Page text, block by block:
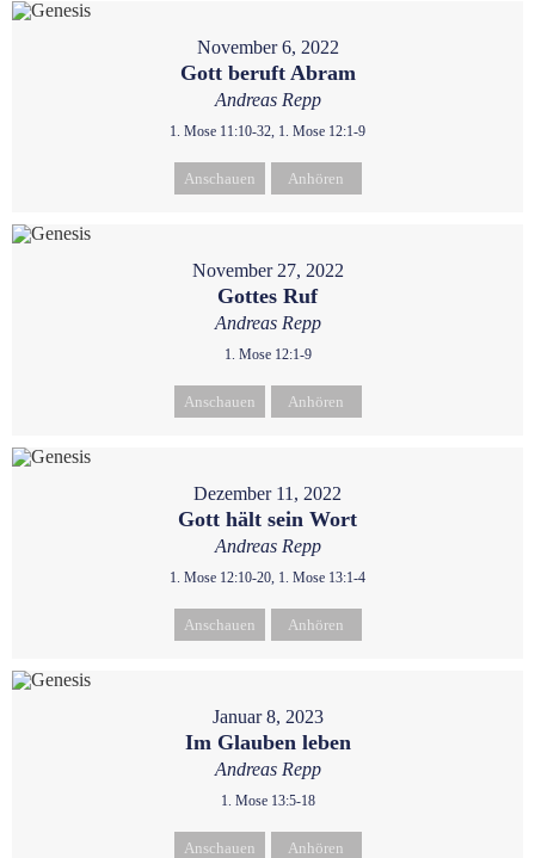
November 6, 2022
Gott beruft Abram
Andreas Repp
1. Mose 11:10-32, 1. Mose 12:1-9
Anschauen Anhören
November 27, 2022
Gottes Ruf
Andreas Repp
1. Mose 12:1-9
Anschauen Anhören
Dezember 11, 2022
Gott hält sein Wort
Andreas Repp
1. Mose 12:10-20, 1. Mose 13:1-4
Anschauen Anhören
Januar 8, 2023
Im Glauben leben
Andreas Repp
1. Mose 13:5-18
Anschauen Anhören